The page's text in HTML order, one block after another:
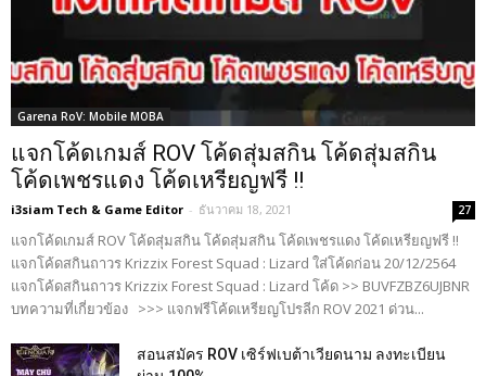
Garena RoV: Mobile MOBA
แจกโค้ดเกมส์ ROV โค้ดสุ่มสกิน โค้ดสุ่มสกิน
โค้ดเพชรแดง โค้ดเหรียญฟรี !!
i3siam Tech & Game Editor - ธันวาคม 18, 2021 27
แจกโค้ดเกมส์ ROV โค้ดสุ่มสกิน โค้ดสุ่มสกิน โค้ดเพชรแดง โค้ดเหรียญฟรี !!
แจกโค้ดสกินถาวร Krizzix Forest Squad : Lizard ใส่โค้ดก่อน 20/12/2564
แจกโค้ดสกินถาวร Krizzix Forest Squad : Lizard โค้ด >> BUVFZBZ6UJBNR
บทความที่เกี่ยวข้อง >>> แจกฟรีโค้ดเหรียญโปรลีก ROV 2021 ด่วน...
สอนสมัคร ROV เซิร์ฟเบต้าเวียดนาม ลงทะเบียน